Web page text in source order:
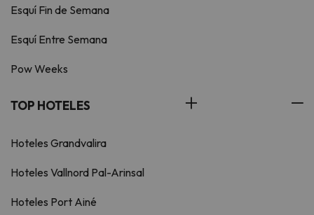
Esquí Fin de Semana
Esquí Entre Semana
Pow Weeks
TOP HOTELES
Hoteles Grandvalira
Hoteles Vallnord Pal-Arinsal
Hoteles Port Ainé